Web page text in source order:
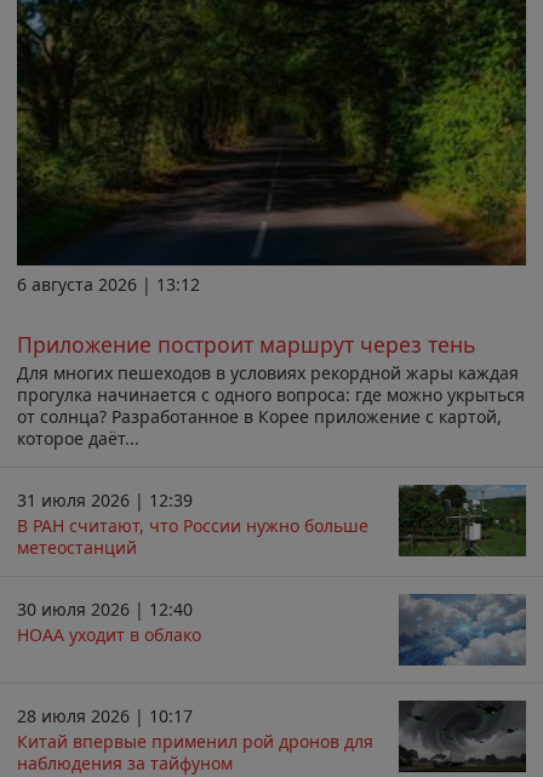
6 августа 2026 | 13:12
Приложение построит маршрут через тень
Для многих пешеходов в условиях рекордной жары каждая
прогулка начинается с одного вопроса: где можно укрыться
от солнца? Разработанное в Корее приложение с картой,
которое даёт...
31 июля 2026 | 12:39
В РАН считают, что России нужно больше
метеостанций
30 июля 2026 | 12:40
НОАА уходит в облако
28 июля 2026 | 10:17
Китай впервые применил рой дронов для
наблюдения за тайфуном